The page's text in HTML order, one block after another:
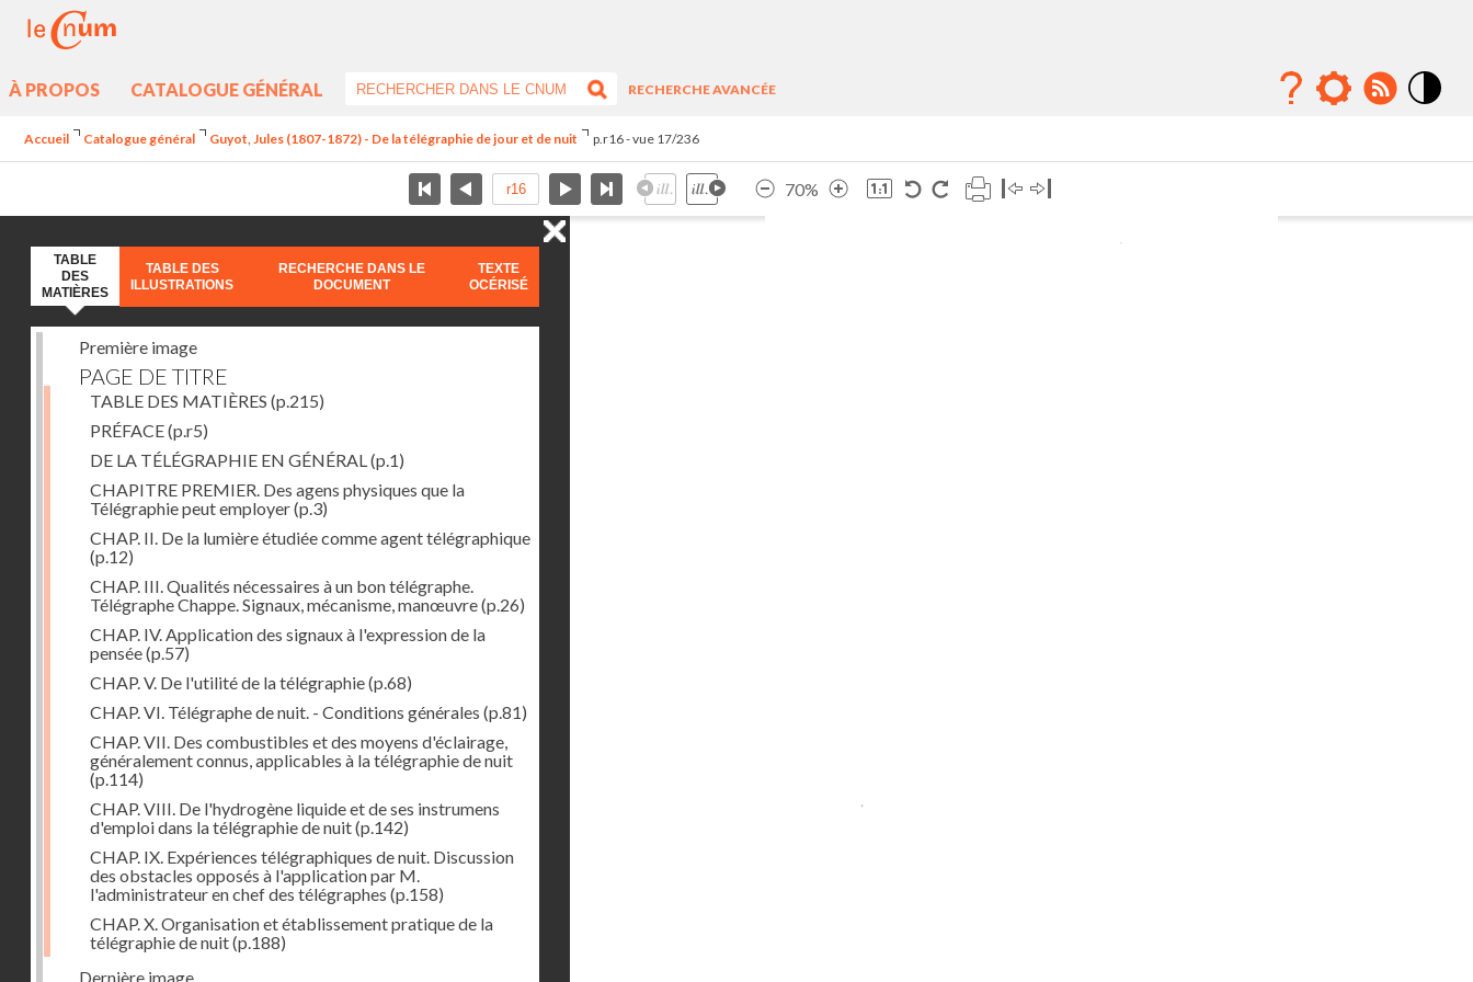
À PROPOS CATALOGUE GÉNÉRAL
RECHERCHE AVANCÉE
Accueil Catalogue général Guyot, Jules (1807-1872) - De la télégraphie de jour et de nuit p.r16 - vue 17/236
70%
TABLE
DES
MATIÈRES
TABLE DES
ILLUSTRATIONS
RECHERCHE DANS LE
DOCUMENT
TEXTE
OCÉRISÉ
Première image
PAGE DE TITRE
TABLE DES MATIÈRES (p.215)
PRÉFACE(p.r5)
DE LA TÉLÉGRAPHIE EN GÉNÉRAL(p.1)
CHAPITRE PREMIER. Des agens physiques que la
Télégraphie peut employer(p.3)
CHAP. II. De la lumière étudiée comme agent télégraphique
(p.12)
CHAP. III. Qualités nécessaires à un bon télégraphe.
Télégraphe Chappe. Signaux, mécanisme, manœuvre(p.26)
CHAP. IV. Application des signaux à l'expression de la
pensée(p.57)
CHAP. V. De l'utilité de la télégraphie(p.68)
CHAP. VI. Télégraphe de nuit. - Conditions générales (p.81)
CHAP. VII. Des combustibles et des moyens d'éclairage,
généralement connus, applicables à la télégraphie de nuit
(p.114)
CHAP. VIII. De l'hydrogène liquide et de ses instrumens
d'emploi dans la télégraphie de nuit(p.142)
CHAP. IX. Expériences télégraphiques de nuit. Discussion
des obstacles opposés à l'application par M.
l'administrateur en chef des télégraphes (p.158)
CHAP. X. Organisation et établissement pratique de la
télégraphie de nuit(p.188)
Dernière image